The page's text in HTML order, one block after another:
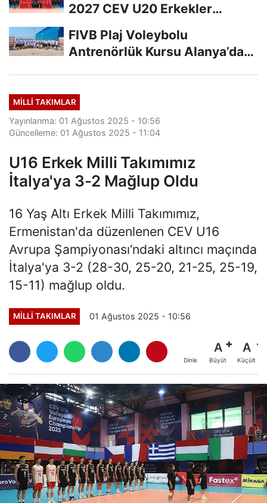
2027 CEV U20 Erkekler
FIVB Plaj Voleybolu
Antrenörlük Kursu Alanya’da
MILLI TAKIMLAR
Yayınlanma: 01 Ağustos 2025 - 10:56
Güncelleme: 01 Ağustos 2025 - 11:04
U16 Erkek Milli Takımımız
İtalya'ya 3-2 Mağlup Oldu
16 Yaş Altı Erkek Milli Takımımız,
Ermenistan'da düzenlenen CEV U16
Avrupa Şampiyonası‘ndaki altıncı maçında
İtalya'ya 3-2 (28-30, 25-20, 21-25, 25-19,
15-11) mağlup oldu.
MILLI TAKIMLAR 01 Ağustos 2025 - 10:56
Dinle
A
Büyüt
A
Küçült